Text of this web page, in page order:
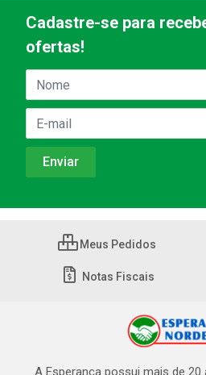
Cadastre-se para
ofertas!
Meus Pedidos
Notas Fiscais
A Esperança possui mais de 20